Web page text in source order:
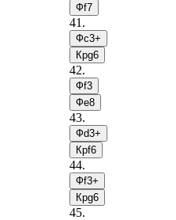
Фf7
41 .
Фc3+
Крg6
42.
Фf3
Фe8
43.
Фd3+
Крf6
44.
Фf3+
Крg6
45.